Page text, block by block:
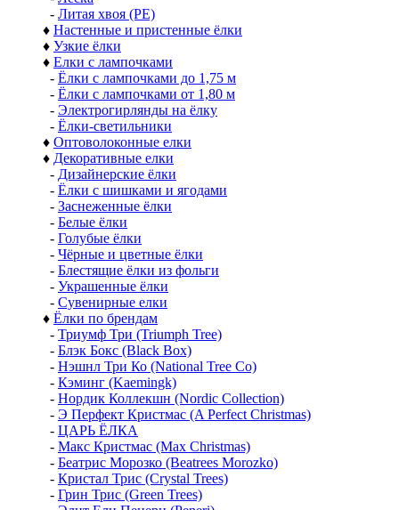
- Литая хвоя (РЕ)
♦ Настенные и пристенные ёлки
♦ Узкие ёлки
♦ Елки с лампочками
- Ёлки с лампочками до 1,75 м
- Ёлки с лампочками от 1,80 м
- Электрогирлянды на ёлку
- Ёлки-светильники
♦ Оптоволоконные елки
♦ Декоративные елки
- Дизайнерские ёлки
- Ёлки с шишками и ягодами
- Заснеженные ёлки
- Белые ёлки
- Голубые ёлки
- Чёрные и цветные ёлки
- Блестящие ёлки из фольги
- Украшенные ёлки
- Сувенирные елки
♦ Ёлки по брендам
- Триумф Три (Triumph Tree)
- Блэк Бокс (Black Box)
- Нэшнл Три Ко (National Tree Co)
- Кэминг (Kaemingk)
- Нордик Коллекшн (Nordic Collection)
- Э Перфект Кристмас (A Perfect Christmas)
- ЦАРЬ ЁЛКА
- Макс Кристмас (Max Christmas)
- Беатрис Морозко (Beatrees Morozko)
- Кристал Трис (Crystal Trees)
- Грин Трис (Green Trees)